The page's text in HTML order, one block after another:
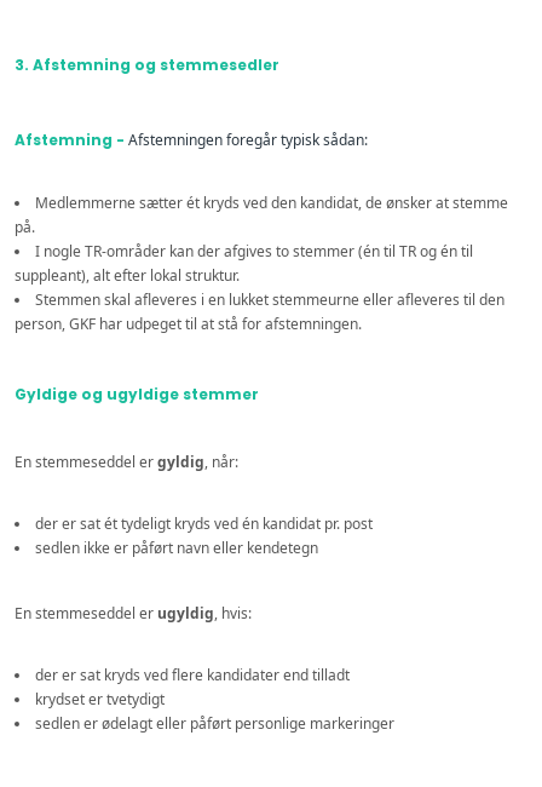
3. Afstemning og stemmesedler
Afstemning - Afstemningen foregår typisk sådan:
Medlemmerne sætter ét kryds ved den kandidat, de ønsker at stemme
på.
I nogle TR-områder kan der afgives to stemmer (én til TR og én til
suppleant), alt efter lokal struktur.
Stemmen skal afleveres i en lukket stemmeurne eller afleveres til den
person, GKF har udpeget til at stå for afstemningen.
Gyldige og ugyldige stemmer
En stemmeseddel ergyldig, når:
der er sat ét tydeligt kryds ved én kandidat pr. post
sedlen ikke er påført navn eller kendetegn
En stemmeseddel er ugyldig, hvis:
der er sat kryds ved flere kandidater end tilladt
krydset er tvetydigt
sedlen er ødelagt eller påført personlige markeringer